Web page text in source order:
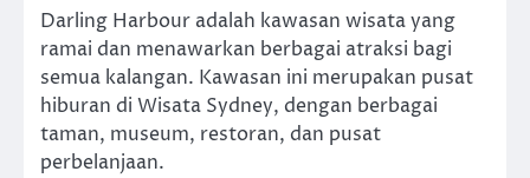
Darling Harbour adalah kawasan wisata yang
ramai dan menawarkan berbagai atraksi bagi
semua kalangan. Kawasan ini merupakan pusat
hiburan di Wisata Sydney, dengan berbagai
taman, museum, restoran, dan pusat
perbelanjaan.